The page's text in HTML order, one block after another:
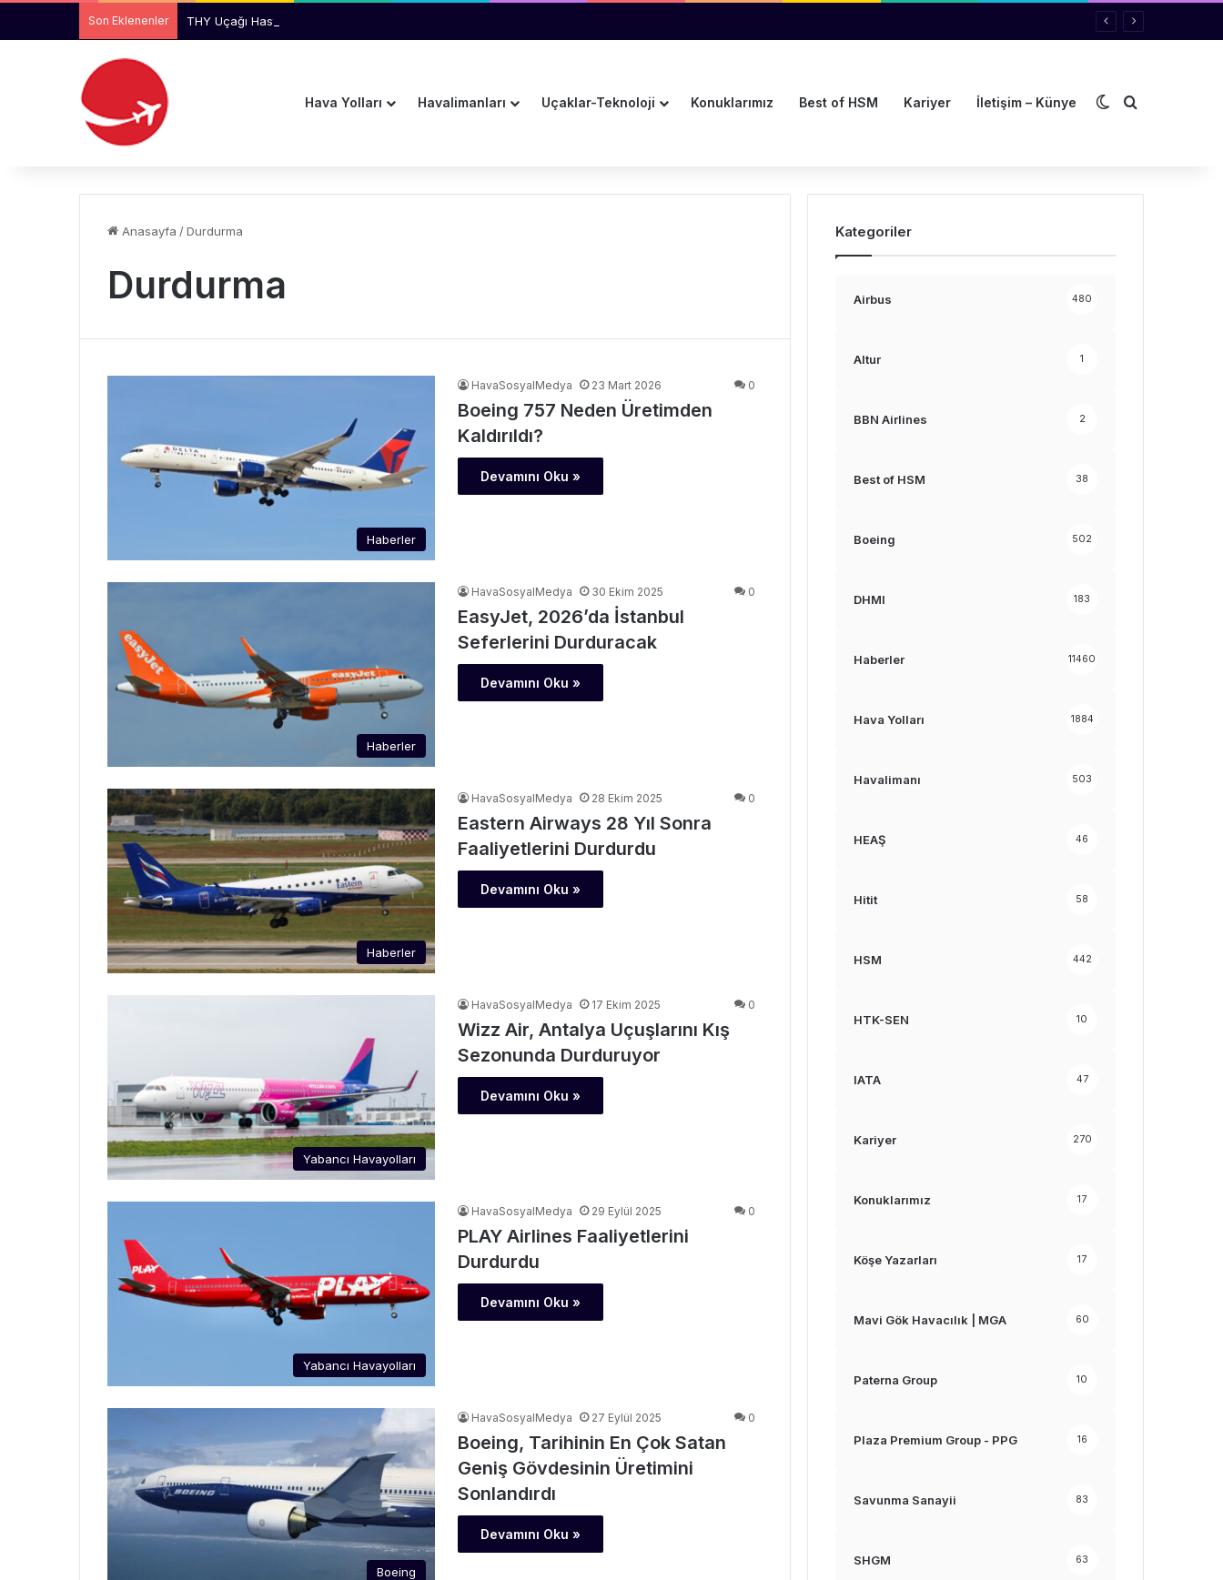
Son Eklenenler THY Uçağı Hasta Yolcu Nedeniyle Geri Döndü
Hava Yolları Havalimanları Uçaklar-Teknoloji Konuklarımız Best of HSM Kariyer İletişim – Künye Dış görünümü
Arama yap
Anasayfa /Durdurma
Durdurma
Haberler
HavaSosyalMedya 23 Mart 2026 0
Boeing 757 Neden Üretimden
Kaldırıldı?
Devamını Oku »
Haberler
HavaSosyalMedya 30 Ekim 2025 0
EasyJet, 2026’da İstanbul
Seferlerini Durduracak
Devamını Oku »
Haberler
HavaSosyalMedya 28 Ekim 2025 0
Eastern Airways 28 Yıl Sonra
Faaliyetlerini Durdurdu
Devamını Oku »
Yabancı Havayolları
HavaSosyalMedya 17 Ekim 2025 0
Wizz Air, Antalya Uçuşlarını Kış
Sezonunda Durduruyor
Devamını Oku »
Yabancı Havayolları
HavaSosyalMedya 29 Eylül 2025 0
PLAY Airlines Faaliyetlerini
Durdurdu
Devamını Oku »
Boeing
HavaSosyalMedya 27 Eylül 2025 0
Boeing, Tarihinin En Çok Satan
Geniş Gövdesinin Üretimini
Sonlandırdı
Devamını Oku »
Kategoriler
Airbus 480
Altur 1
BBN Airlines 2
Best of HSM 38
Boeing 502
DHMI 183
Haberler 11460
Hava Yolları 1884
Havalimanı 503
HEAŞ 46
Hitit 58
HSM 442
HTK-SEN 10
IATA 47
Kariyer 270
Konuklarımız 17
Köşe Yazarları 17
Mavi Gök Havacılık | MGA 60
Paterna Group 10
Plaza Premium Group - PPG 16
Savunma Sanayii 83
SHGM 63